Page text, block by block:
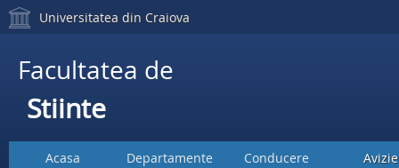
Universitatea din Craiova
Facultatea de
Stiinte
Acasa Departamente Conducere